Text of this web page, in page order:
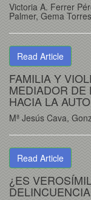
Victoria A. Ferrer
Palmer, Gema
Read Article
FAMILIA Y
MEDIADOR DE
HACIA LA
Mª Jesús Cava,
Read Article
¿ES